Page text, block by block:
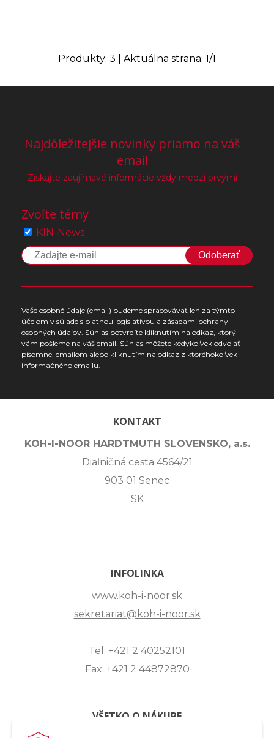
Produkty: 3 | Aktuálna strana: 1/1
Najdôležitejšie novinky priamo na váš
email
Získajte zaujímavé informácie vždy medzi prvými
Zvoľte témy
KIN-News
Odoberať
Vaše osobné údaje (email) budeme spracovávať len za týmto
účelom v súlade s platnou legislatívou a zásadami ochrany
osobných údajov. Súhlas potvrdíte kliknutím na odkaz, ktorý
vám pošleme na váš email. Súhlas môžete kedykoľvek odvolať
písomne, emailom alebo kliknutím na odkaz z ktoréhokoľvek
informačného emailu.
KONTAKT
KOH-I-NOOR HARDTMUTH SLOVENSKO, a.s.
Diaľničná cesta 4564/21
903 01 Senec
SK
INFOLINKA
www.koh-i-noor.sk
sekretariat@koh-i-noor.sk
Tel: +421 2 40252101
Fax: +421 2 44872870
VŠETKO O NÁKUPE